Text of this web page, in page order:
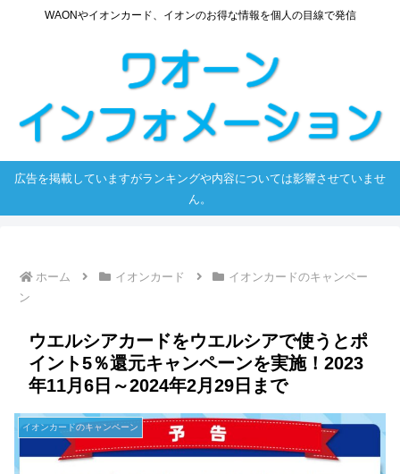
WAONやイオンカード、イオンのお得な情報を個人の目線で発信
広告を掲載していますがランキングや内容については影響させていませ
ん。
ホーム イオンカード
イオンカードのキャンペー
ン
ウエルシアカードをウエルシアで使うとポ
イント5％還元キャンペーンを実施！2023
年11月6日～2024年2月29日まで
イオンカードのキャンペーン